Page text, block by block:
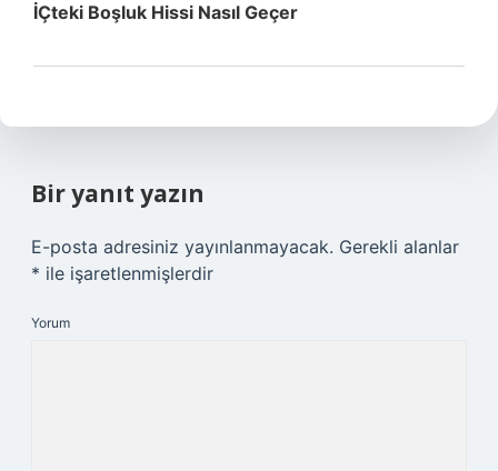
İÇteki Boşluk Hissi Nasıl Geçer
Bir yanıt yazın
E-posta adresiniz yayınlanmayacak. Gerekli alanlar
* ile işaretlenmişlerdir
Yorum